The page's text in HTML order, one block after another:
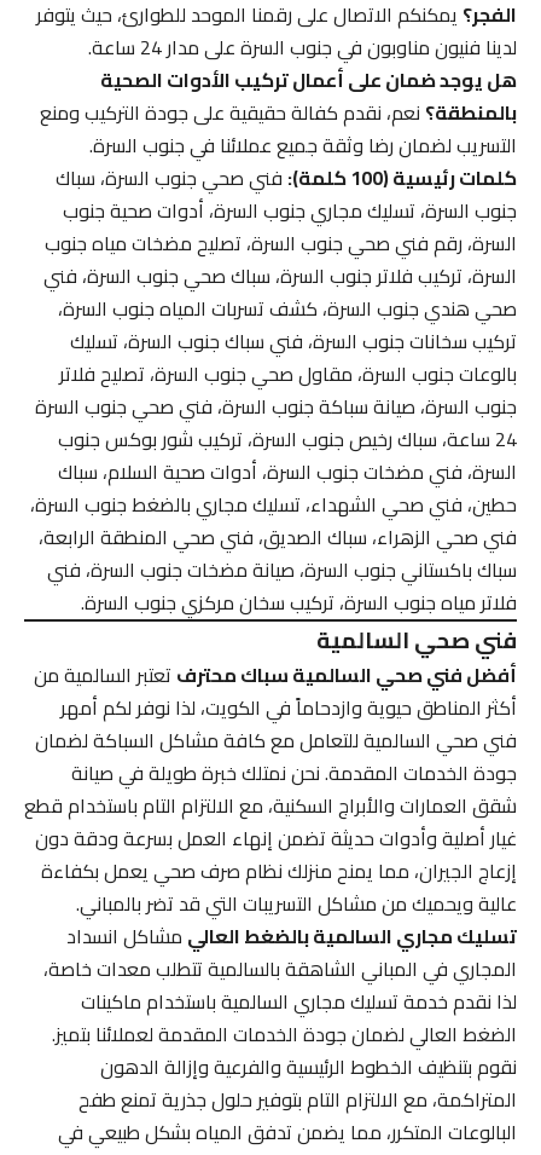
الفجر؟يمكنكم الاتصال على رقمنا الموحد للطوارئ، حيث يتوفر
لدينا فنيون مناوبون في جنوب السرة على مدار 24 ساعة.
هل يوجد ضمان على أعمال تركيب الأدوات الصحية
بالمنطقة؟نعم، نقدم كفالة حقيقية على جودة التركيب ومنع
التسريب لضمان رضا وثقة جميع عملائنا في جنوب السرة.
كلمات رئيسية (100 كلمة):
فني صحي جنوب السرة، سباك
جنوب السرة، تسليك مجاري جنوب السرة، أدوات صحية جنوب
السرة، رقم فني صحي جنوب السرة، تصليح مضخات مياه جنوب
السرة، تركيب فلاتر جنوب السرة، سباك صحي جنوب السرة، فني
صحي هندي جنوب السرة، كشف تسربات المياه جنوب السرة،
تركيب سخانات جنوب السرة، فني سباك جنوب السرة، تسليك
بالوعات جنوب السرة، مقاول صحي جنوب السرة، تصليح فلاتر
جنوب السرة، صيانة سباكة جنوب السرة، فني صحي جنوب السرة
24 ساعة، سباك رخيص جنوب السرة، تركيب شور بوكس جنوب
السرة، فني مضخات جنوب السرة، أدوات صحية السلام، سباك
حطين، فني صحي الشهداء، تسليك مجاري بالضغط جنوب السرة،
فني صحي الزهراء، سباك الصديق، فني صحي المنطقة الرابعة،
سباك باكستاني جنوب السرة، صيانة مضخات جنوب السرة، فني
فلاتر مياه جنوب السرة، تركيب سخان مركزي جنوب السرة.
فني صحي السالمية
أفضل فني صحي السالمية سباك محترفتعتبر السالمية من
أكثر المناطق حيوية وازدحاماً في الكويت، لذا نوفر لكم أمهر
فني صحي السالمية للتعامل مع كافة مشاكل السباكة لضمان
جودة الخدمات المقدمة. نحن نمتلك خبرة طويلة في صيانة
شقق العمارات والأبراج السكنية، مع الالتزام التام باستخدام قطع
غيار أصلية وأدوات حديثة تضمن إنهاء العمل بسرعة ودقة دون
إزعاج الجيران، مما يمنح منزلك نظام صرف صحي يعمل بكفاءة
عالية ويحميك من مشاكل التسريبات التي قد تضر بالمباني.
تسليك مجاري السالمية بالضغط العاليمشاكل انسداد
المجاري في المباني الشاهقة بالسالمية تتطلب معدات خاصة،
لذا نقدم خدمة تسليك مجاري السالمية باستخدام ماكينات
الضغط العالي لضمان جودة الخدمات المقدمة لعملائنا بتميز.
نقوم بتنظيف الخطوط الرئيسية والفرعية وإزالة الدهون
المتراكمة، مع الالتزام التام بتوفير حلول جذرية تمنع طفح
البالوعات المتكرر، مما يضمن تدفق المياه بشكل طبيعي في